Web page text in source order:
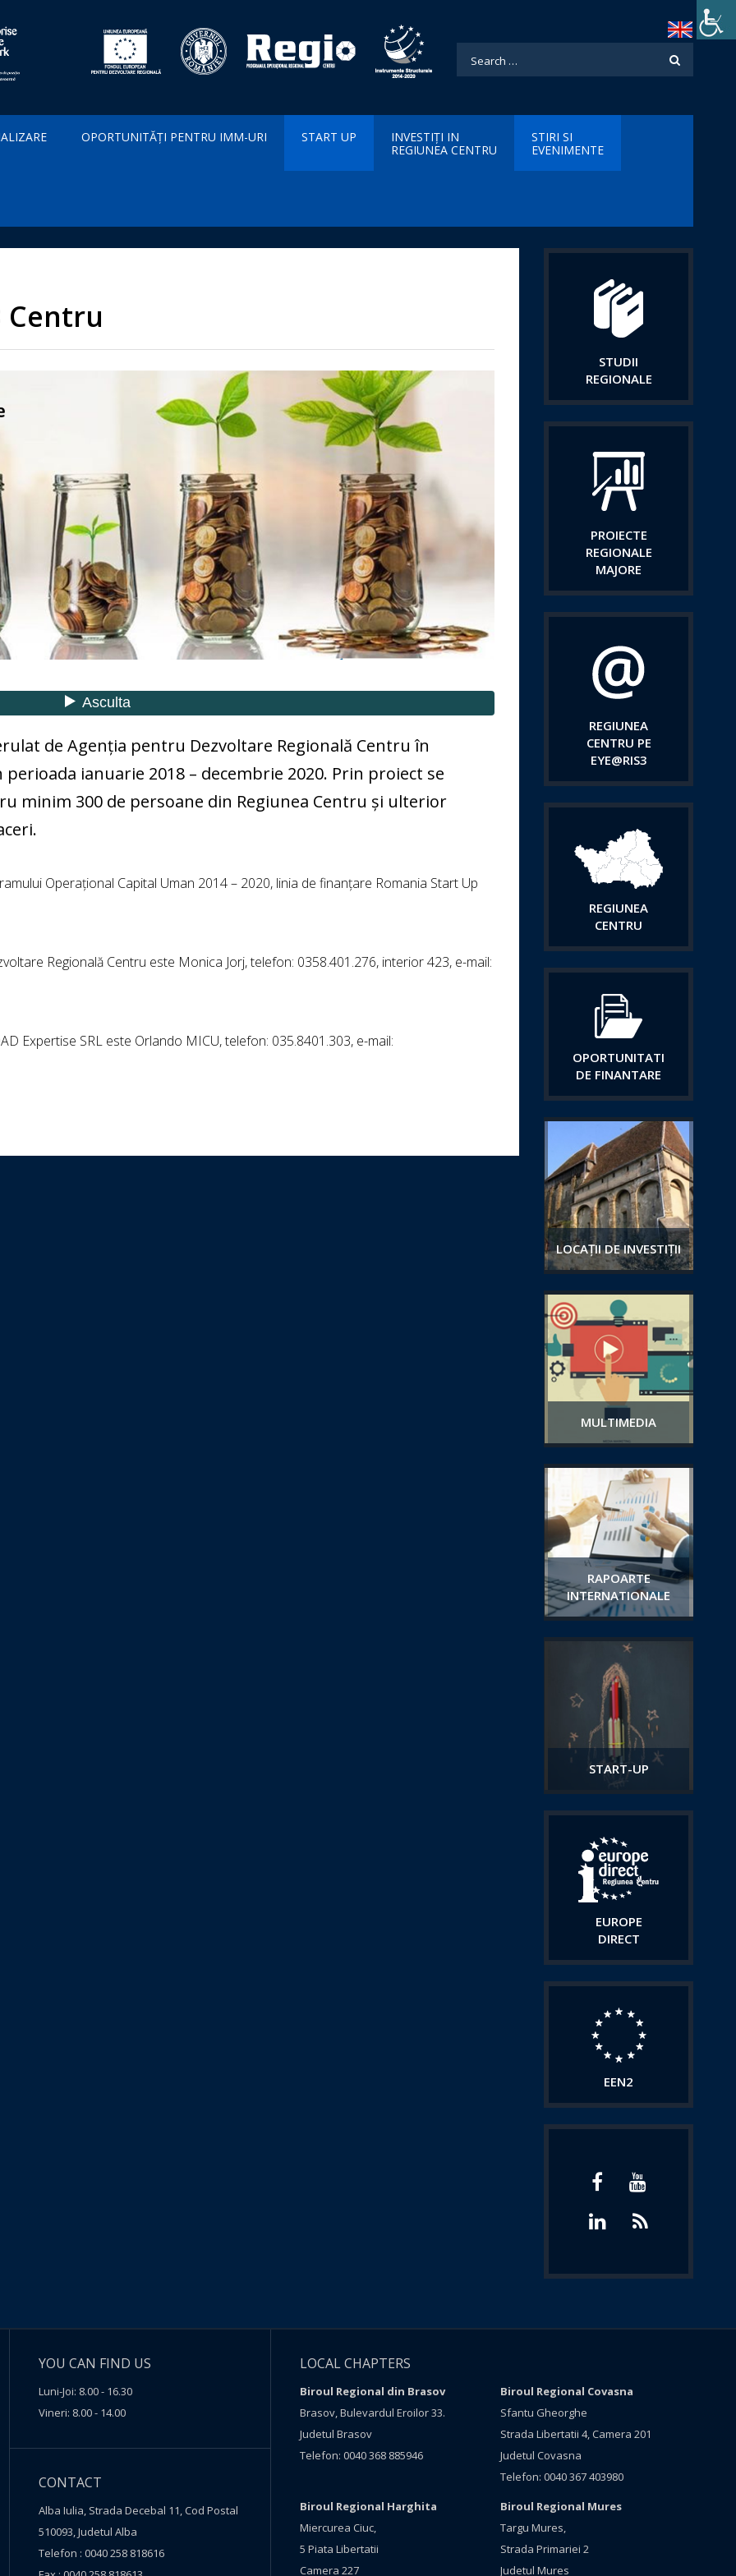
OPORTUNITĂȚI PENTRU IMM-URI START UP
INVESTIȚI IN
REGIUNEA CENTRU
STIRI SI
EVENIMENTE
Centru
de Agenția pentru Dezvoltare Regională Centru în
perioada ianuarie 2018 – decembrie 2020. Prin proiect se
minim 300 de persoane din Regiunea Centru și ulterior
Operațional Capital Uman 2014 – 2020, linia de finanțare Romania Start Up
Regională Centru este Monica Jorj, telefon: 0358.401.276, interior 423, e-mail:
Expertise SRL este Orlando MICU, telefon: 035.8401.303, e-mail:
STUDII
REGIONALE
PROIECTE
REGIONALE
MAJORE
REGIUNEA
CENTRU PE
EYE@RIS3
REGIUNEA
CENTRU
OPORTUNITATI
DE FINANTARE
LOCAȚII DE INVESTIȚII
MULTIMEDIA
RAPOARTE
INTERNATIONALE
START-UP
EUROPE
DIRECT
EEN2
YOU CAN FIND US
Luni-Joi: 8.00 - 16.30
Vineri: 8.00 - 14.00
CONTACT
Alba Iulia, Strada Decebal 11, Cod Postal
510093, Judetul Alba
Telefon : 0040 258 818616
LOCAL CHAPTERS
Biroul Regional din Brasov
Brasov, Bulevardul Eroilor 33.
Judetul Brasov
Telefon: 0040 368 885946
Biroul Regional Covasna
Sfantu Gheorghe
Strada Libertatii 4, Camera 201
Judetul Covasna
Telefon: 0040 367 403980
Biroul Regional Harghita
Miercurea Ciuc,
5 Piata Libertatii
Camera 227
Biroul Regional Mures
Targu Mures,
Strada Primariei 2
Judetul Mures